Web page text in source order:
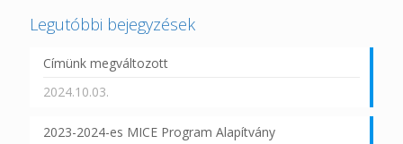
Legutóbbi bejegyzések
Címünk megváltozott
2024.10.03.
2023-2024-es MICE Program Alapítvány